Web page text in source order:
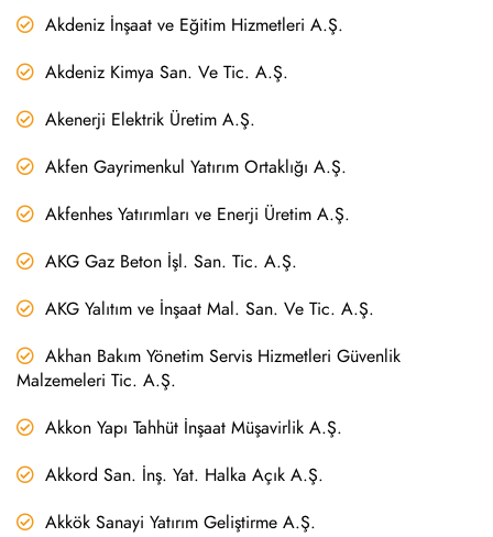
Akdeniz İnşaat ve Eğitim Hizmetleri A.Ş.
Akdeniz Kimya San. Ve Tic. A.Ş.
Akenerji Elektrik Üretim A.Ş.
Akfen Gayrimenkul Yatırım Ortaklığı A.Ş.
Akfenhes Yatırımları ve Enerji Üretim A.Ş.
AKG Gaz Beton İşl. San. Tic. A.Ş.
AKG Yalıtım ve İnşaat Mal. San. Ve Tic. A.Ş.
Akhan Bakım Yönetim Servis Hizmetleri Güvenlik
Malzemeleri Tic. A.Ş.
Akkon Yapı Tahhüt İnşaat Müşavirlik A.Ş.
Akkord San. İnş. Yat. Halka Açık A.Ş.
Akkök Sanayi Yatırım Geliştirme A.Ş.